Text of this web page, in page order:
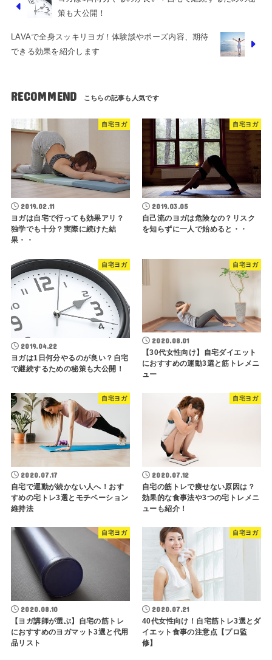
策も大公開！
LAVAで全身スッキリヨガ！体験談やポーズ内容、期待
できる効果を紹介します
RECOMMEND
自宅ヨガ
2019.02.11
ヨガは自宅で行っても効果アリ？
独学でも十分？実際に続けた結
果・・
自宅ヨガ
2019.03.05
自己流のヨガは危険なの？リスク
を知らずに一人で始めると・・
自宅ヨガ
2019.04.22
ヨガは1日何分やるのが良い？自宅
で継続するための秘策も大公開！
自宅ヨガ
2020.08.01
【30代女性向け】自宅ダイエット
におすすめの運動3選と筋トレメニ
ュー
自宅ヨガ
2020.07.17
自宅で運動が続かない人へ！おす
すめの宅トレ3選とモチベーション
維持法
自宅ヨガ
2020.07.12
自宅の筋トレで痩せない原因は？
効果的な食事法や3つの宅トレメニ
ューも紹介！
自宅ヨガ
2020.08.10
【ヨガ講師が選ぶ】自宅の筋トレ
におすすめのヨガマット3選と代用
品リスト
自宅ヨガ
2020.07.21
40代女性向け！自宅筋トレ3選とダ
イエット食事の注意点【プロ監
修】